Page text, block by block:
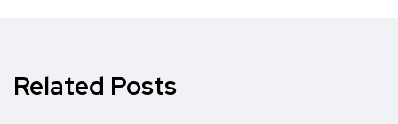
Related Posts